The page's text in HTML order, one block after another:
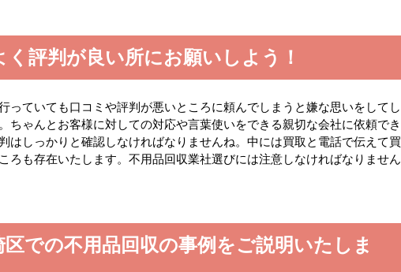
く評判が良い所にお願いしよう！
っていても口コミや評判が悪いところに頼んでしまうと嫌な思いをしてし
ちゃんとお客様に対しての対応や言葉使いをできる親切な会社に依頼でき
はしっかりと確認しなければなりませんね。中には買取と電話で伝えて買
ろも存在いたします。不用品回収業社選びには注意しなければなりません
区での不用品回収の事例をご説明いたしま